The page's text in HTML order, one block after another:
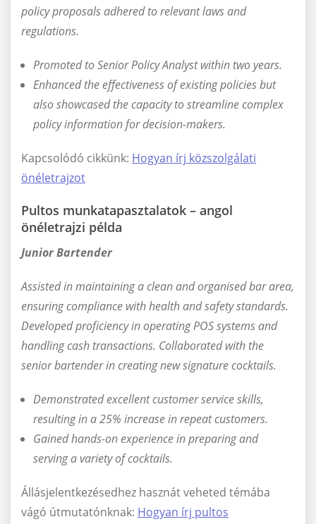
policy proposals adhered to relevant laws and
regulations.
Promoted to Senior Policy Analyst within two years.
Enhanced the effectiveness of existing policies but
also showcased the capacity to streamline complex
policy information for decision-makers.
Kapcsolódó cikkünk: Hogyan írj közszolgálati
önéletrajzot
Pultos munkatapasztalatok – angol
önéletrajzi példa
Junior Bartender
Assisted in maintaining a clean and organised bar area,
ensuring compliance with health and safety standards.
Developed proficiency in operating POS systems and
handling cash transactions. Collaborated with the
senior bartender in creating new signature cocktails.
Demonstrated excellent customer service skills,
resulting in a 25% increase in repeat customers.
Gained hands-on experience in preparing and
serving a variety of cocktails.
Állásjelentkezésedhez hasznát veheted témába
vágó útmutatónknak: Hogyan írj pultos